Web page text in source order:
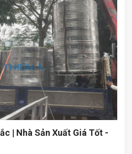
| Nhà Sản Xuất Giá Tốt -